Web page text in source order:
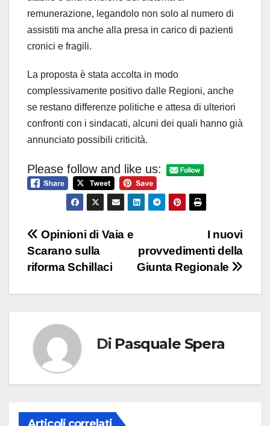
remunerazione, legandolo non solo al numero di
assistiti ma anche alla presa in carico di pazienti
cronici e fragili.
La proposta è stata accolta in modo
complessivamente positivo dalle Regioni, anche
se restano differenze politiche e attesa di ulteriori
confronti con i sindacati, alcuni dei quali hanno già
annunciato possibili criticità.
Please follow and like us:
Navigazione
articoli
I nuovi
provvedimenti della
Giunta Regionale
Opinioni di Vaia e
Scarano sulla
riforma Schillaci
Di Pasquale Spera